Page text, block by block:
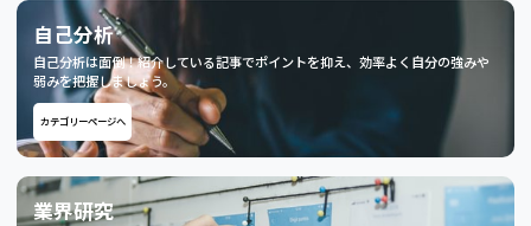
自己分析
自己分析は面倒！紹介している記事でポイントを抑え、効率よく自分の強みや
弱みを把握しましょう。
カテゴリーページへ
業界研究